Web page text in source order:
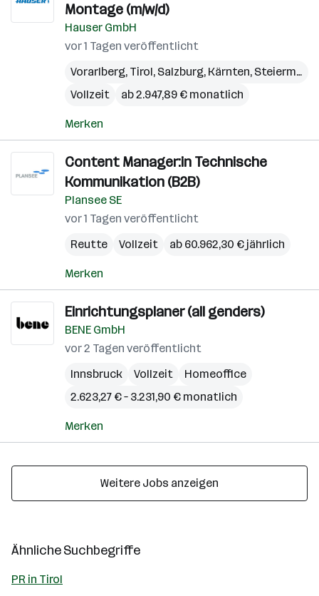
Montage (m/w/d)
Hauser GmbH
vor 1 Tagen veröffentlicht
Vorarlberg, Tirol, Salzburg, Kärnten, Steiermark
Vollzeit
ab 2.947,89 € monatlich
Merken
Content Manager:in Technische
Kommunikation (B2B)
Plansee SE
vor 1 Tagen veröffentlicht
Reutte
Vollzeit ab 60.962,30 € jährlich
Merken
Einrichtungsplaner (all genders)
BENE GmbH
vor 2 Tagen veröffentlicht
Innsbruck
Vollzeit
Homeoffice
2.623,27 € – 3.231,90 € monatlich
Merken
Weitere Jobs anzeigen
Ähnliche Suchbegriffe
PR in Tirol